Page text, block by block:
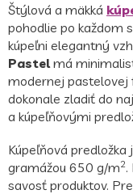
Štýlová a mäkká
pohodlie po každom
kúpeľni elegantný
Pastel má
modernej pastelovej
dokonale zladiť do
a kúpeľňovými
Kúpeľňová predložka
gramážou 650 g/m2.
savosť produktov.